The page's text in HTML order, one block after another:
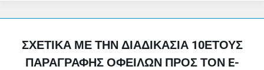
ΣΧΕΤΙΚΆ ΜΕ ΤΗΝ ΔΙΑΔΙΚΑΣΊΑ 10ΕΤΟΎΣ
ΠΑΡΑΓΡΑΦΉΣ ΟΦΕΙΛΏΝ ΠΡΟΣ ΤΟΝ E-